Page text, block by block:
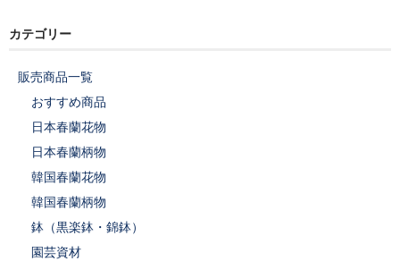
カテゴリー
販売商品一覧
おすすめ商品
日本春蘭花物
日本春蘭柄物
韓国春蘭花物
韓国春蘭柄物
鉢（黒楽鉢・錦鉢）
園芸資材